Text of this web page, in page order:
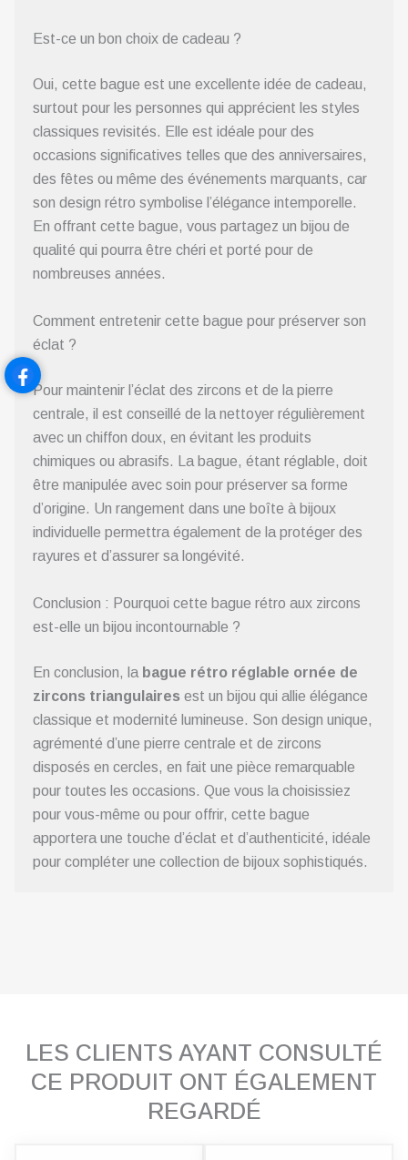
Est-ce un bon choix de cadeau ?
Oui, cette bague est une excellente idée de cadeau,
surtout pour les personnes qui apprécient les styles
classiques revisités. Elle est idéale pour des
occasions significatives telles que des anniversaires,
des fêtes ou même des événements marquants, car
son design rétro symbolise l’élégance intemporelle.
En offrant cette bague, vous partagez un bijou de
qualité qui pourra être chéri et porté pour de
nombreuses années.
Comment entretenir cette bague pour préserver son
éclat ?
Pour maintenir l’éclat des zircons et de la pierre
centrale, il est conseillé de la nettoyer régulièrement
avec un chiffon doux, en évitant les produits
chimiques ou abrasifs. La bague, étant réglable, doit
être manipulée avec soin pour préserver sa forme
d’origine. Un rangement dans une boîte à bijoux
individuelle permettra également de la protéger des
rayures et d’assurer sa longévité.
Conclusion : Pourquoi cette bague rétro aux zircons
est-elle un bijou incontournable ?
En conclusion, la bague rétro réglable ornée de
zircons triangulaires est un bijou qui allie élégance
classique et modernité lumineuse. Son design unique,
agrémenté d’une pierre centrale et de zircons
disposés en cercles, en fait une pièce remarquable
pour toutes les occasions. Que vous la choisissiez
pour vous-même ou pour offrir, cette bague
apportera une touche d’éclat et d’authenticité, idéale
pour compléter une collection de bijoux sophistiqués.
LES CLIENTS AYANT CONSULTÉ
CE PRODUIT ONT ÉGALEMENT
REGARDÉ